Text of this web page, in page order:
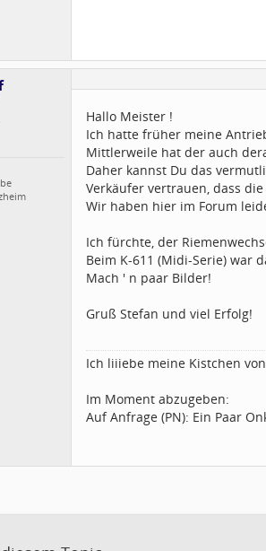
Hallo Meister !
Ich hatte früher meine
Mittlerweile hat der auch
Daher kannst Du das
Verkäufer vertrauen, dass
Wir haben hier im Forum
Ich fürchte, der
Beim K-611 (Midi-Serie) war
Mach ' n paar Bilder!
Gruß Stefan und viel Erfolg!
Ich liiiebe meine Kistchen
Im Moment abzugeben:
Auf Anfrage (PN): Ein Paar